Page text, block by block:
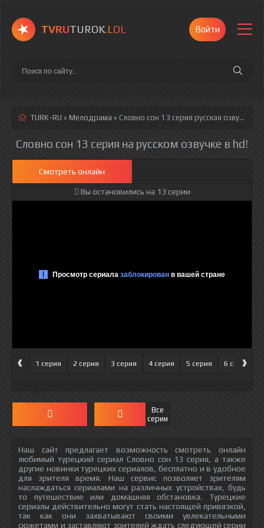
TVRUTUROK.LOL Войти
TURK-RU » Мелодрама » Словно сон 13 серия русская озвучка полностью смотреть онлайн!
Словно сон 13 серия на русском озвучке в hd!
Смотреть онлайн
Вы остановились на 13 серии
‹ 1 серия 2 серия 3 серия 4 серия 5 серия 6 серия
›
Все
серии
Наш сайт предлагает возможность смотреть онлайн
любимый турецкий сериал Словно сон 13 серия, а также
другие новинки турецких сериалов, бесплатно и в удобное
для зрителя время. Наш сервис позволяет зрителям
наслаждаться сериалами на различных устройствах, будь
то путешествие или домашняя обстановка. Турецкие
сериалы действительно могут стать настоящей привязкой,
так как они захватывают своими увлекательными
сюжетами и заставляют зрителей ждать следующей серии